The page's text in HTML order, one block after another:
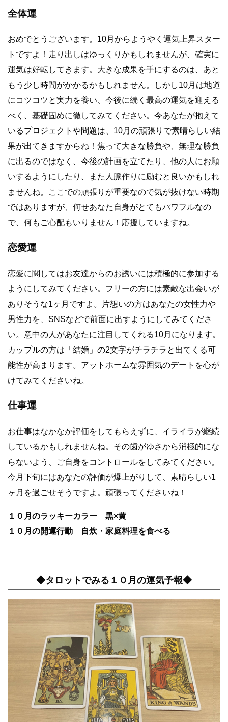
全体運
おめでとうございます。10月からようやく運気上昇スター
トですよ！走り出しはゆっくりかもしれませんが、確実に
運気は好転してきます。大きな成果を手にするのは、あと
もう少し時間がかかるかもしれません。しかし10月は地道
にコツコツと実力を養い、今後に続く最高の運気を迎える
べく、基礎固めに徹してみてください。今あなたが抱えて
いるプロジェクトや問題は、10月の頑張りで素晴らしい結
果が出てきますからね！焦って大きな勝負や、無理な勝負
に出るのではなく、今後の計画を立てたり、他の人にお願
いするようにしたり、また人脈作りに励むと良いかもしれ
ませんね。ここでの頑張りが重要なので気が抜けない時期
ではありますが、何せあなた自身がとてもパワフルなの
で、何もご心配もいりません！応援していますね。
恋愛運
恋愛に関してはお友達からのお誘いには積極的に参加する
ようにしてみてください。フリーの方には素敵な出会いが
ありそうな1ヶ月ですよ。片想いの方はあなたの女性力や
男性力を、SNSなどで前面に出すようにしてみてくださ
い。意中の人があなたに注目してくれる10月になります。
カップルの方は「結婚」の2文字がチラチラと出てくる可
能性が高まります。アットホームな雰囲気のデートを心が
けてみてくださいね。
仕事運
お仕事はなかなか評価をしてもらえずに、イライラが継続
しているかもしれませんね。その歯がゆさから消極的にな
らないよう、ご自身をコントロールをしてみてください。
今月下旬にはあなたの評価が爆上がりして、素晴らしい1
ヶ月を過ごせそうですよ。頑張ってくださいね！
１０月のラッキーカラー 黒×黄
１０月の開運行動 自炊・家庭料理を食べる
◆タロットでみる１０月の運気予報◆